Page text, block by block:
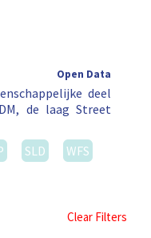
Open Data
deel
de laag Street
SLD
WFS
Clear Filters